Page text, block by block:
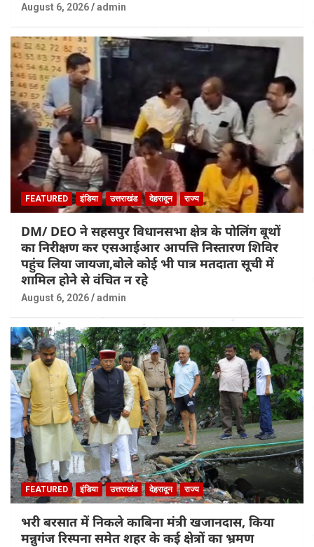
August 6, 2026 admin
FEATURED इंडिया उत्तराखंड देहरादून राज्य
DM/ DEO ने सहसपुर विधानसभा क्षेत्र के पोलिंग बूथों
का निरीक्षण कर एसआईआर आपत्ति निस्तारण शिविर
पहुंच लिया जायजा,बोले कोई भी पात्र मतदाता सूची में
शामिल होने से वंचित न रहे
August 6, 2026 admin
FEATURED इंडिया उत्तराखंड देहरादून राज्य
भरी बरसात में निकले काबिना मंत्री खजानदास, किया
मन्नुगंज रिस्पना समेत शहर के कई क्षेत्रों का भ्रमण